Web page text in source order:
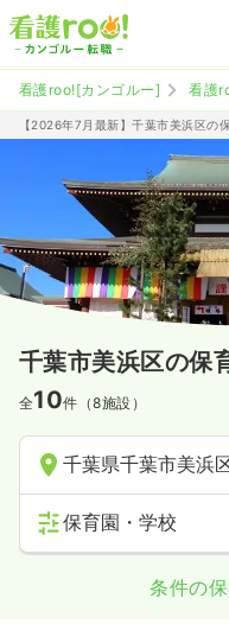
看護roo![カンゴルー] 看護
【2026年7月最新】千葉市美浜区の
千葉市美浜区の保
全10件（8施設）
千葉県千葉市美浜
保育園・学校
条件の